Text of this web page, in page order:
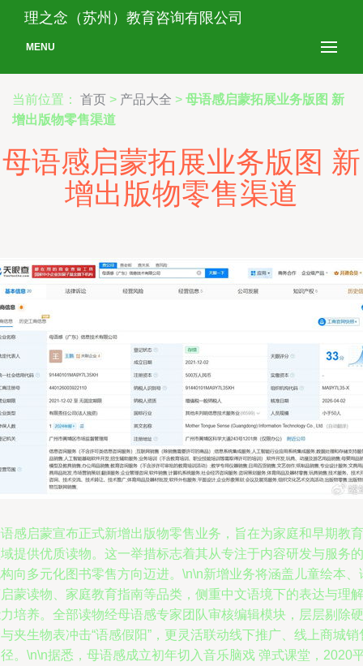
理之念（苏州）教育咨询有限公司
MENU
当前位置： 首页 > 产品大全 > 母语感启蒙拓展业务版图 新
增出版物零售渠道
母语感启蒙拓展业务版图 新
增出版物零售渠道
感启蒙宣布正式新增出版物零售业务，旨在为家庭和早期教育
提供优质读物。这一举措标志着其从专注于内容研发与服务的
向多元化图书零售方向迈进。\n\n新增业务将涵盖儿童绘本、
蒙读物、家庭教育指南等品类，侧重中文语境下的表达与理解
培养。全部读物经母语感专家团队审核编辑模块，层层剔除硬
夹生物表冲击“语感假阳”，更灵活联动线下推广、线上商城销
。\n\n据悉，母语感成立初年切入音乐脑戏 弹式课堂，2020